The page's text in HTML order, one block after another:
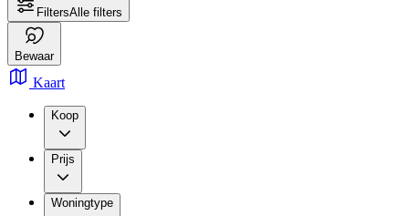
FiltersAlle filters
Bewaar
Kaart
Koop
Prijs
Woningtype